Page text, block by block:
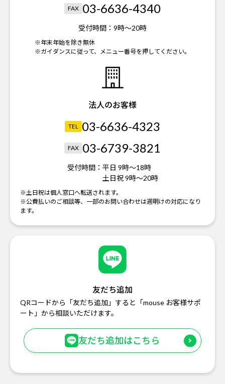
FAX 03-6636-4340
受付時間： 9時～20時
※年末年始を除き無休
※ガイダンスに従って、メニュー番号を押してください。
法人のお客様
TEL 03-6636-4323
FAX 03-6739-3821
受付時間： 平日 9時～18時
土日祝 9時～20時
※土日祝は個人窓口へ転送されます。
※公費払いのご相談等、一部のお問い合わせは週明けの対応になり
ます。
友だち追加
QRコードから「友だち追加」すると「mouse お客様サポ
ート」から相談いただけます。
友だち追加はこちら